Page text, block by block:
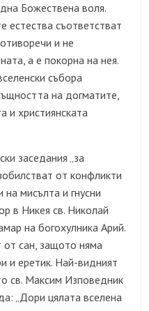
Божествена воля.
естества съответстват
и не
а е покорна на нея.
събора
на догматите,
и християнската
заседания „за
от конфликти
мисълта и гнусни
в Никея св. Николай
на богохулника Арий.
от сан, защото няма
и еретик. Най-видният
св. Максим Изповедник
„Дори цялата вселена